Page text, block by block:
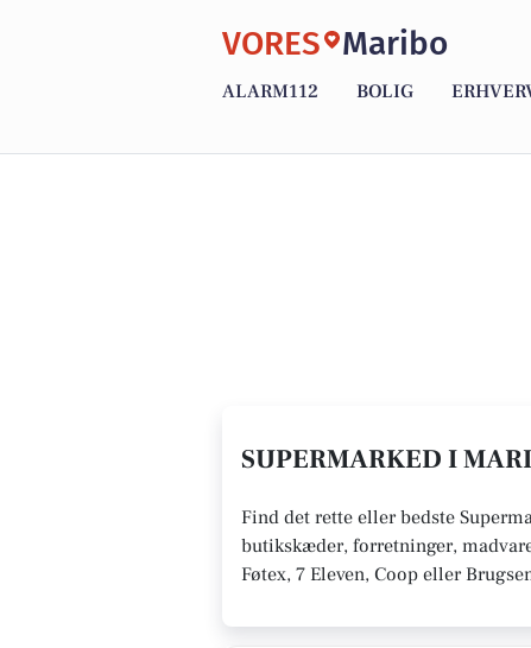
VORES Maribo
ALARM112 BOLIG
SUPERMARKED I
Find det rette eller bedste
butikskæder, forretninger,
Føtex, 7 Eleven, Coop eller